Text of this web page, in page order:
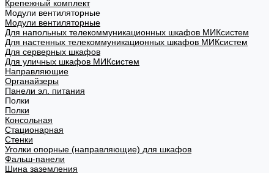
Крепежный комплект
Модули вентиляторные
Модули вентиляторные
Для напольных телекоммуникационных шкафов МИКсистем
Для настенных телекоммуникационных шкафов МИКсистем
Для серверных шкафов
Для уличных шкафов МИКсистем
Направляющие
Органайзеры
Панели эл. питания
Полки
Полки
Консольная
Стационарная
Стенки
Уголки опорные (направляющие) для шкафов
Фальш-панели
Шина заземления